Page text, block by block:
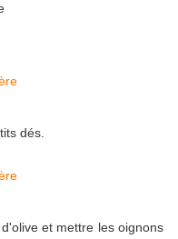
dés.
et mettre les oignons